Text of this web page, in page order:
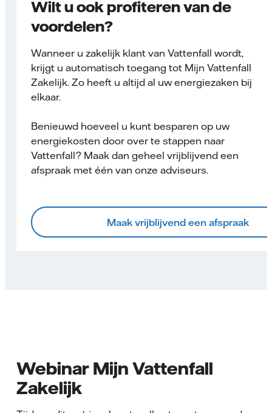
Wilt u ook profiteren van de
voordelen?
Wanneer u zakelijk klant van Vattenfall wordt,
krijgt u automatisch toegang tot Mijn Vattenfall
Zakelijk. Zo heeft u altijd al uw energiezaken bij
elkaar.
Benieuwd hoeveel u kunt besparen op uw
energiekosten door over te stappen naar
Vattenfall? Maak dan geheel vrijblijvend een
afspraak met één van onze adviseurs.
Maak vrijblijvend een afspraak
Webinar Mijn Vattenfall
Zakelijk